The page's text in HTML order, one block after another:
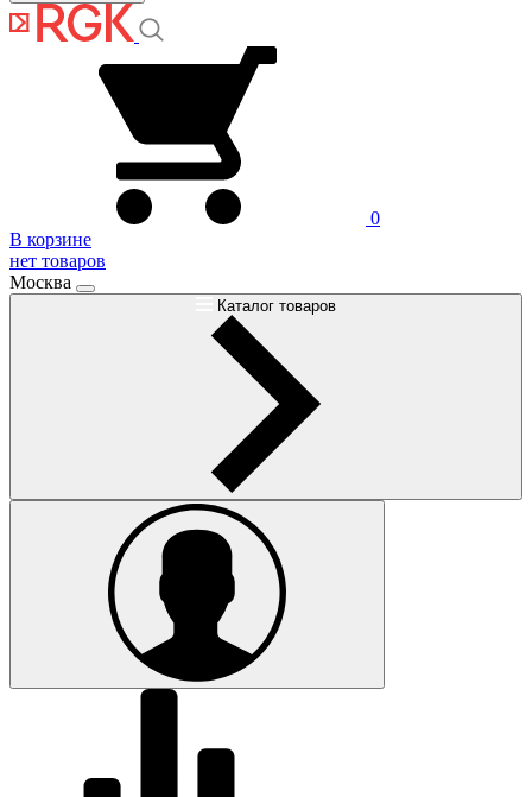
0
В корзине
нет товаров
Москва
Каталог товаров